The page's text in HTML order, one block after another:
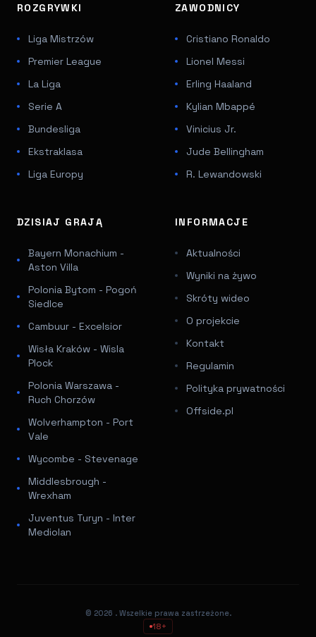
ROZGRYWKI
Liga Mistrzów
Premier League
La Liga
Serie A
Bundesliga
Ekstraklasa
Liga Europy
ZAWODNICY
Cristiano Ronaldo
Lionel Messi
Erling Haaland
Kylian Mbappé
Vinicius Jr.
Jude Bellingham
R. Lewandowski
DZISIAJ GRAJĄ
Bayern Monachium -
Aston Villa
Polonia Bytom - Pogoń
Siedlce
Cambuur - Excelsior
Wisła Kraków - Wisla
Plock
Polonia Warszawa -
Ruch Chorzów
Wolverhampton - Port
Vale
Wycombe - Stevenage
Middlesbrough -
Wrexham
Juventus Turyn - Inter
Mediolan
INFORMACJE
Aktualności
Wyniki na żywo
Skróty wideo
O projekcie
Kontakt
Regulamin
Polityka prywatności
Offside.pl
© 2026 . Wszelkie prawa zastrzeżone.
18+